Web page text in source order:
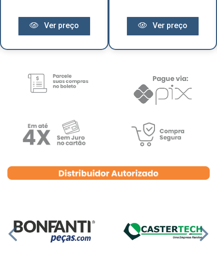
Ver preço Ver preço